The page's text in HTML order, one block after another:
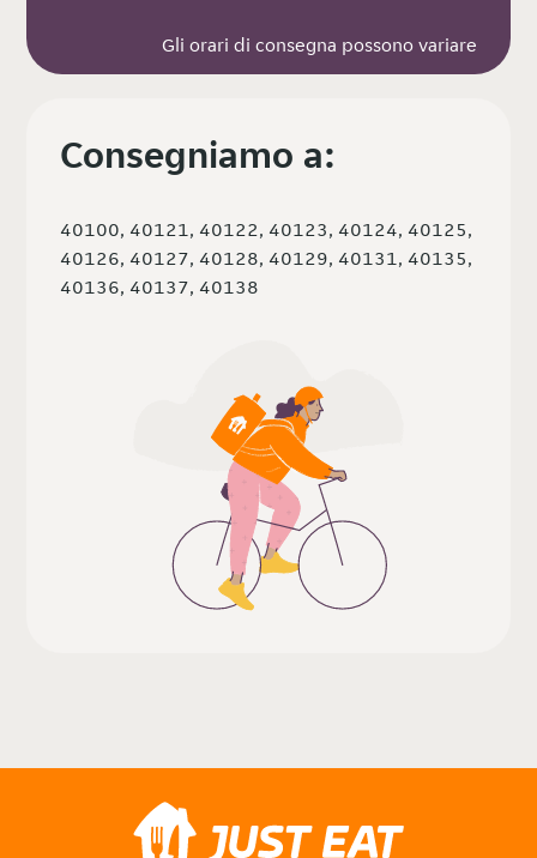
Gli orari di consegna possono variare
Consegniamo a:
40100, 40121, 40122, 40123, 40124, 40125,
40126, 40127, 40128, 40129, 40131, 40135,
40136, 40137, 40138